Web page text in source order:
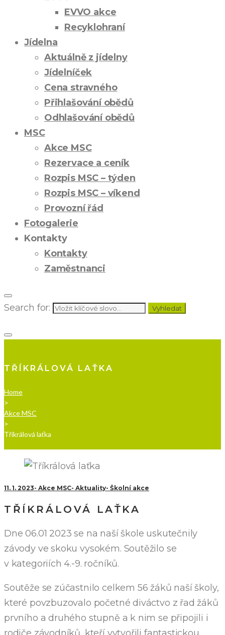
EVVO akce
Recyklohraní
Jídelna
Aktuálně z jídelny
Jídelníček
Cena stravného
Přihlašování obědů
Odhlašování obědů
MSC
Akce MSC
Rezervace a ceník
Rozpis MSC – týden
Rozpis MSC – víkend
Provozní řád
Fotogalerie
Kontakty
Kontakty
Zaměstnanci
Search for: Vyhledat
TŘÍKRÁLOVÁ LAŤKA
Home
>
Akce MSC
>
Tříkrálová laťka
11. 1. 2023 Akce MSC Aktuality Školní akce
TŘÍKRÁLOVÁ LAŤKA
Dne 06.01 2023 se na naší škole uskutečnily
závody ve skoku vysokém. Soutěžilo se
v kategoriích 4.-9. ročníků.
Soutěže se zúčastnilo celkem 56 žáků naší školy,
které povzbuzovalo početné diváctvo z řad žáků
prvního a druhého stupně a k nim se připojili i